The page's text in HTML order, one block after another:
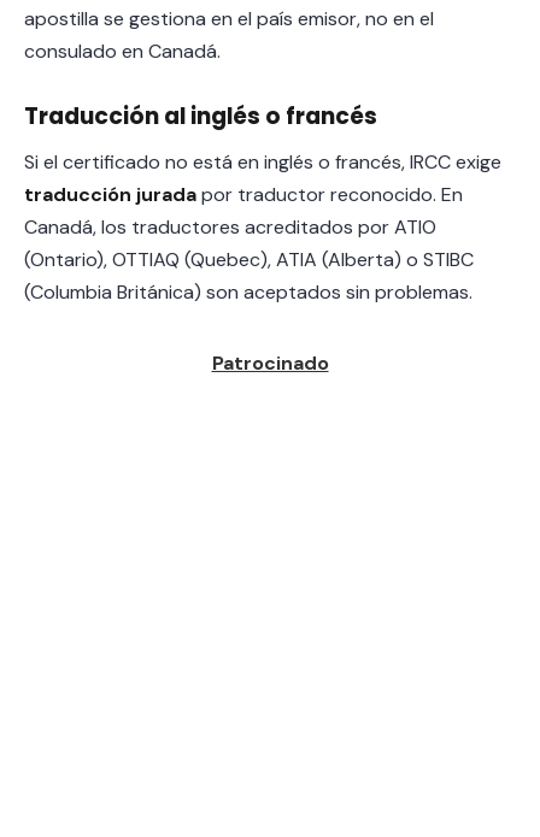
apostilla se gestiona en el país emisor, no en el
consulado en Canadá.
Traducción al inglés o francés
Si el certificado no está en inglés o francés, IRCC exige
traducción juradapor traductor reconocido. En
Canadá, los traductores acreditados por ATIO
(Ontario), OTTIAQ (Quebec), ATIA (Alberta) o STIBC
(Columbia Británica) son aceptados sin problemas.